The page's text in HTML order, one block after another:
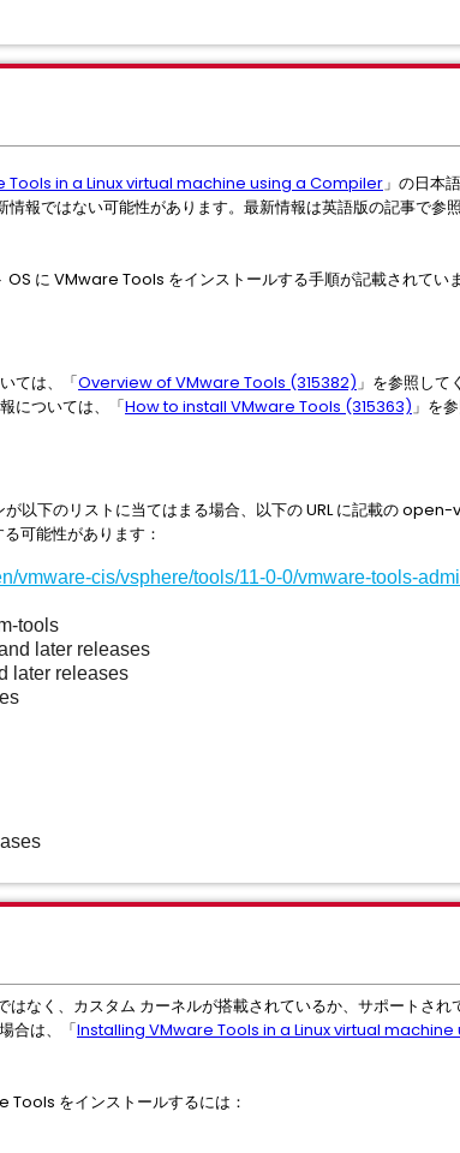
Tools in a Linux virtual machine using a Compiler」の日本
報ではない可能性があります。最新情報は英語版の記事で参照
に VMware Tools をインストールする手順が記載されていま
ては、「Overview of VMware Tools (315382)」を参照して
については、「How to install VMware Tools (315363)」を
が以下のリストに当てはまる場合、以下の URL に記載の
可能性があります：
vmware-cis/vsphere/tools/11-0-0/vmware-tools-
tools
later releases
later releases
はなく、カスタム カーネルが搭載されているか、サポートさ
合は、「Installing VMware Tools in a Linux virtual
をインストールするには：